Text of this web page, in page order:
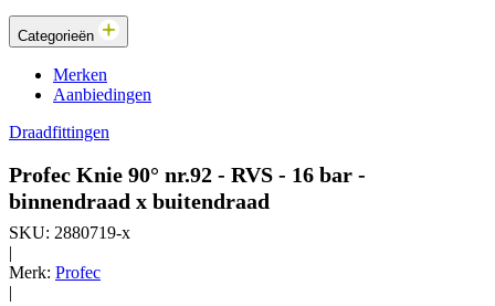
Categorieën
Merken
Aanbiedingen
Draadfittingen
Profec Knie 90° nr.92 - RVS - 16 bar -
binnendraad x buitendraad
SKU: 2880719-x
|
Merk: Profec
|